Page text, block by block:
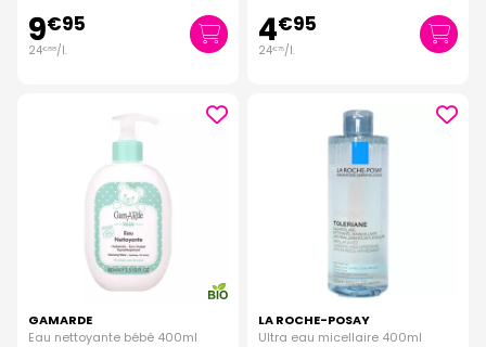
9€95
24€88/l. 4€95
24€75/l.
GAMARDE
Eau nettoyante bébé 400ml
LA ROCHE-POSAY
Ultra eau micellaire 400ml